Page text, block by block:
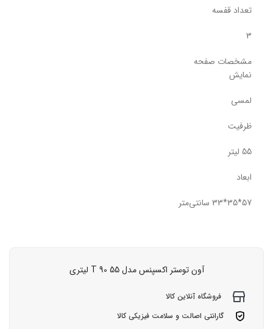
تعداد قفسه
3
مشخصات صفحه
نمایش
لمسی
ظرفیت
55 لیتر
ابعاد
57*35*33 سانتی‌متر
آون توستر اکسپنس مدل T 90 55 لیتری
فروشگاه آنلاین کالا
گارانتی اصالت و سلامت فیزیکی کالا